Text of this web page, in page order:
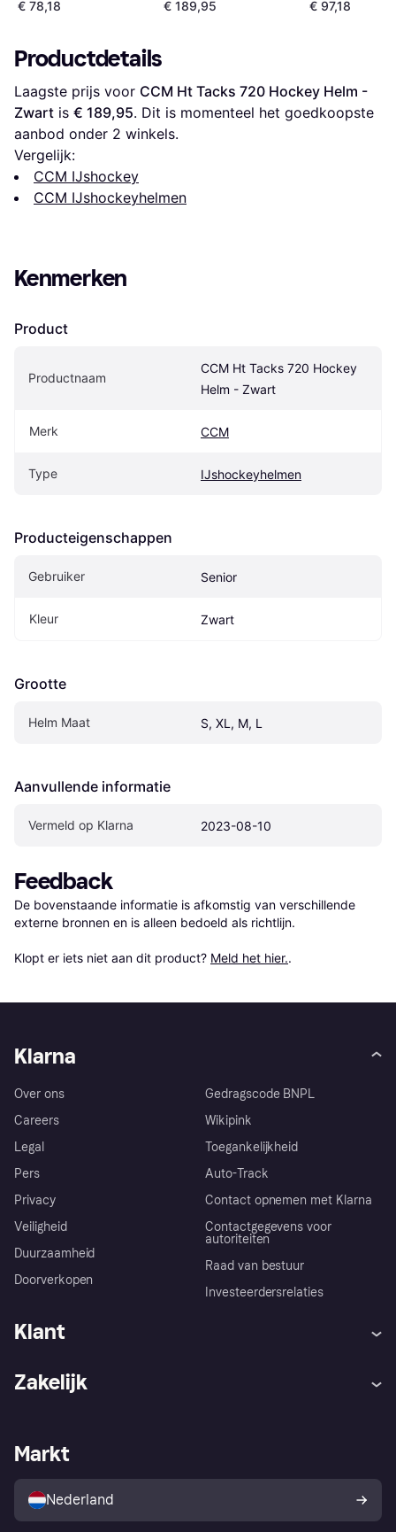
€ 78,18
€ 189,95
€ 97,18
Productdetails
Laagste prijs voor CCM Ht Tacks 720 Hockey Helm -
Zwart is € 189,95. Dit is momenteel het goedkoopste
aanbod onder 2 winkels.
Vergelijk:
CCM IJshockey
CCM IJshockeyhelmen
Kenmerken
Product
Productnaam
CCM Ht Tacks 720 Hockey
Helm - Zwart
Merk CCM
Type IJshockeyhelmen
Producteigenschappen
Gebruiker Senior
Kleur Zwart
Grootte
Helm Maat S, XL, M, L
Aanvullende informatie
Vermeld op Klarna 2023-08-10
Feedback
De bovenstaande informatie is afkomstig van verschillende
externe bronnen en is alleen bedoeld als richtlijn.
Klopt er iets niet aan dit product? Meld het hier..
Klarna
Over ons
Careers
Legal
Pers
Privacy
Veiligheid
Duurzaamheid
Doorverkopen
Gedragscode BNPL
Wikipink
Toegankelijkheid
Auto-Track
Contact opnemen met Klarna
Contactgegevens voor
autoriteiten
Raad van bestuur
Investeerdersrelaties
Klant
Winkeloverzicht
Kopersbescherming voor
consumenten
Zakelijk
Zakelijke login
Markt
Nederland